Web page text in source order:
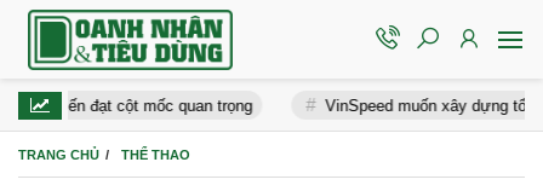
cột mốc quan trọng VinSpeed muốn xây dựng tổ hợp 4 tầng
TRANG CHỦ THỂ THAO